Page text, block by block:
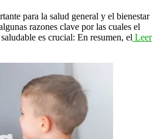
para la salud general y el bienestar
razones clave por las cuales el
es crucial: En resumen, el Leer